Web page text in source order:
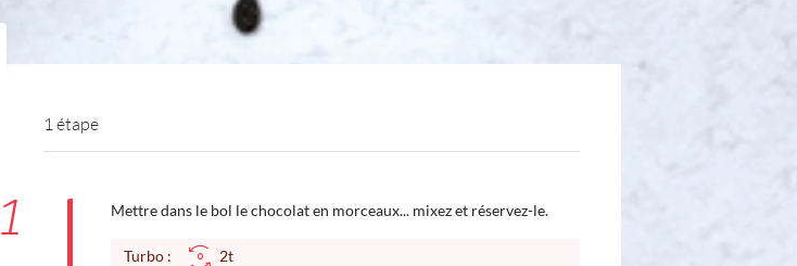
1 étape
1 Mettre dans le bol le chocolat en morceaux... mixez et réservez-le.
Turbo : 2t